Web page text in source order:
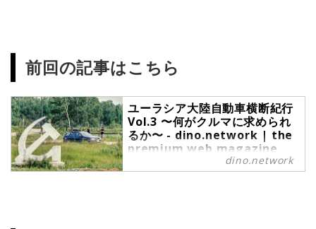
前回の記事はこちら
ユーラシア大陸自動車横断紀行
Vol.3 〜何がクルマに求められ
るか〜 - dino.network | the
premium web magazine
for the Power People by
Revolver,Inc.
dino.network